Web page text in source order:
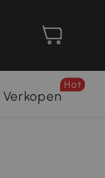
Verkopen
Hot